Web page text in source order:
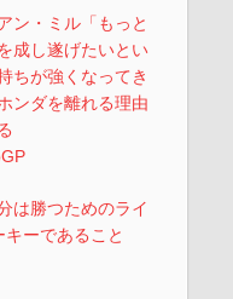
ン・ミル「もっと
成し遂げたいとい
ちが強くなってき
ンダを離れる理由
分は勝つためのライ
ーであること